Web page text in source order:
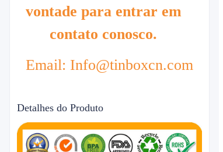
vontade para entrar em
contato conosco.
Email: Info@tinboxcn.com
Detalhes do Produto